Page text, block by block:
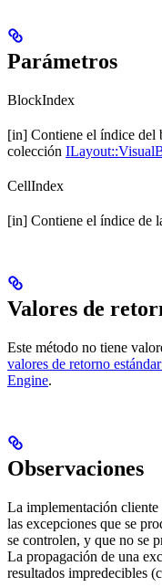
Parámetros
BlockIndex
[in] Contiene el índice del
colección
CellIndex
[in] Contiene el índice de
Valores de
Este método no tiene
valores de retorno
Engine.
Observaciones
La implementación cliente
las excepciones que se
se controlen, y que no se
La propagación de una
resultados impredecibles